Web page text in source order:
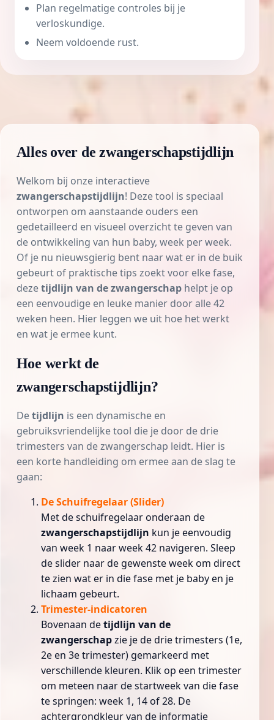
Plan regelmatige controles bij je
verloskundige.
Neem voldoende rust.
Alles over de zwangerschapstijdlijn
Welkom bij onze interactieve
zwangerschapstijdlijn! Deze tool is speciaal
ontworpen om aanstaande ouders een
gedetailleerd en visueel overzicht te geven van
de ontwikkeling van hun baby, week per week.
Of je nu nieuwsgierig bent naar wat er in de buik
gebeurt of praktische tips zoekt voor elke fase,
dezetijdlijn van de zwangerschaphelpt je op
een eenvoudige en leuke manier door alle 42
weken heen. Hier leggen we uit hoe het werkt
en wat je ermee kunt.
Hoe werkt de
zwangerschapstijdlijn?
Detijdlijn is een dynamische en
gebruiksvriendelijke tool die je door de drie
trimesters van de zwangerschap leidt. Hier is
een korte handleiding om ermee aan de slag te
gaan:
De Schuifregelaar (Slider)
Met de schuifregelaar onderaan de
zwangerschapstijdlijn kun je eenvoudig
van week 1 naar week 42 navigeren. Sleep
de slider naar de gewenste week om direct
te zien wat er in die fase met je baby en je
lichaam gebeurt.
Trimester-indicatoren
Bovenaan detijdlijn van de
zwangerschapzie je de drie trimesters (1e,
2e en 3e trimester) gemarkeerd met
verschillende kleuren. Klik op een trimester
om meteen naar de startweek van die fase
te springen: week 1, 14 of 28. De
achtergrondkleur van de informatie